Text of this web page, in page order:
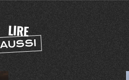
LIRE
AUSSI